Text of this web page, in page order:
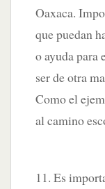
Oaxaca.
que puedan
o ayuda para
ser de otra
Como el
al camino
11. Es